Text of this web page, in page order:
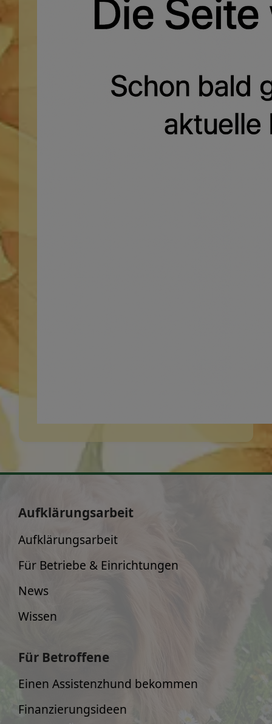
Aufklärungsarbeit
Aufklärungsarbeit
Für Betriebe & Einrichtungen
News
Wissen
Für Betroffene
Einen Assistenzhund bekommen
Finanzierungsideen